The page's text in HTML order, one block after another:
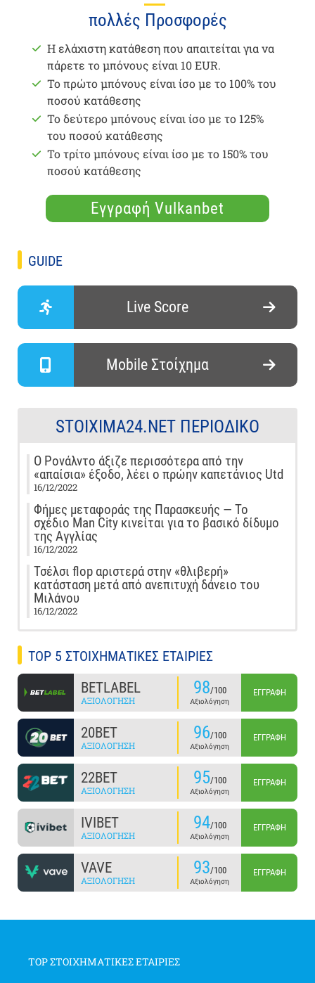
πολλές Προσφορές
Η ελάχιστη κατάθεση που απαιτείται για να
πάρετε το μπόνους είναι 10 EUR.
Το πρώτο μπόνους είναι ίσο με το 100% του
ποσού κατάθεσης
Το δεύτερο μπόνους είναι ίσο με το 125%
του ποσού κατάθεσης
Το τρίτο μπόνους είναι ίσο με το 150% του
ποσού κατάθεσης
Εγγραφή Vulkanbet
GUIDE
Live Score
Mobile Στοίχημα
STOIXIMA24.NET ΠΕΡΙΟΔΙΚΌ
Ο Ρονάλντο άξιζε περισσότερα από την
«απαίσια» έξοδο, λέει ο πρώην καπετάνιος Utd
16/12/2022
Φήμες μεταφοράς της Παρασκευής — Το
σχέδιο Man City κινείται για το βασικό δίδυμο
της Αγγλίας
16/12/2022
Τσέλσι flop αριστερά στην «θλιβερή»
κατάσταση μετά από ανεπιτυχή δάνειο του
Μιλάνου
16/12/2022
TOP 5 ΣΤΟΙΧΗΜΑΤΙΚΕΣ ΕΤΑΙΡΙΕΣ
BETLABEL
ΑΞΙΟΛΌΓΗΣΗ
98/100
Αξιολόγηση
ΕΓΓΡΑΦΉ
20BET
ΑΞΙΟΛΌΓΗΣΗ
96/100
Αξιολόγηση
ΕΓΓΡΑΦΉ
22BET
ΑΞΙΟΛΌΓΗΣΗ
95/100
Αξιολόγηση
ΕΓΓΡΑΦΉ
IVIBET
ΑΞΙΟΛΌΓΗΣΗ
94/100
Αξιολόγηση
ΕΓΓΡΑΦΉ
VAVE
ΑΞΙΟΛΌΓΗΣΗ
93/100
Αξιολόγηση
ΕΓΓΡΑΦΉ
TOP ΣΤΟΙΧΗΜΑΤΙΚΕΣ ΕΤΑΙΡΙΕΣ